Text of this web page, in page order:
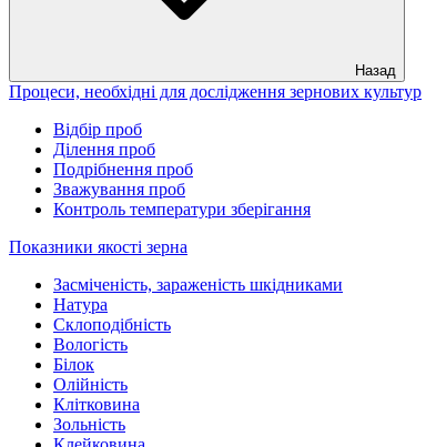
Назад
Процеси, необхідні для дослідження зернових культур
Відбір проб
Ділення проб
Подрібнення проб
Зважування проб
Контроль температури зберігання
Показники якості зерна
Засміченість, зараженість шкідниками
Натура
Склоподібність
Вологість
Білок
Олійність
Клітковина
Зольність